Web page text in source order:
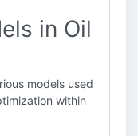
in Oil
models used
within